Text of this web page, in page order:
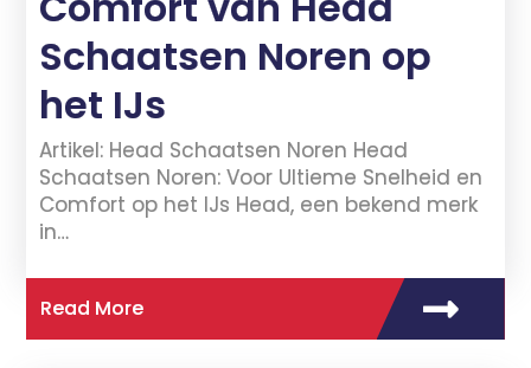
Schaatsen Noren op
het IJs
Artikel: Head Schaatsen Noren Head
Schaatsen Noren: Voor Ultieme Snelheid en
Comfort op het IJs Head, een bekend merk
in…
Read More